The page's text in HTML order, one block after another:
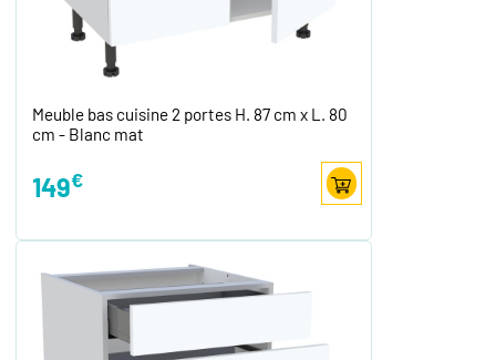
Meuble bas cuisine 2 portes H. 87 cm x L. 80
cm - Blanc mat
149€